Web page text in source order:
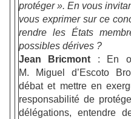
protéger ». En vous
vous exprimer sur ce
rendre les États
possibles dérives ?
Jean Bricmont : En
M. Miguel d’Escoto
débat et mettre en
responsabilité de
délégations, entendre